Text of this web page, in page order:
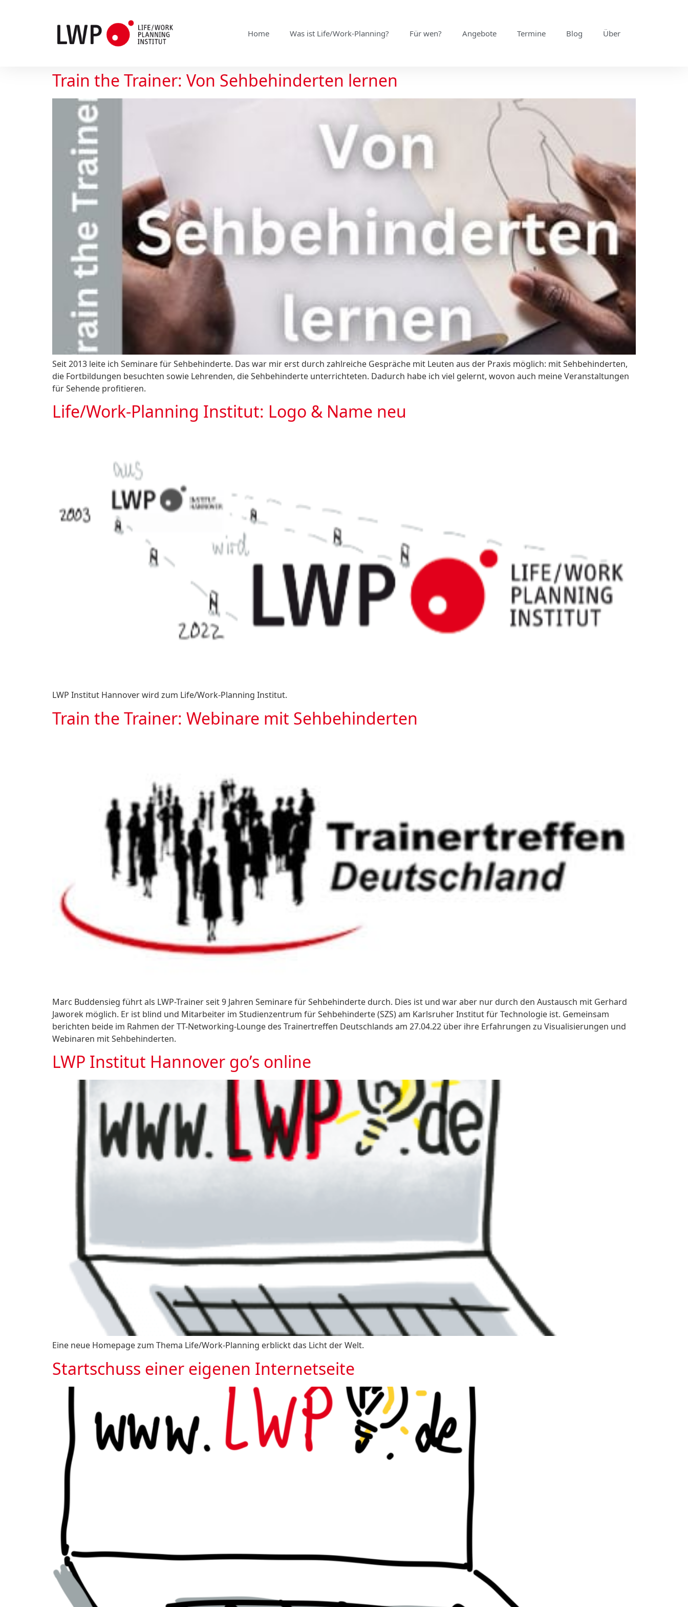
Home Was ist Life/Work-Planning? Für wen? Angebote Termine Blog Über
Train the Trainer: Von Sehbehinderten lernen
Seit 2013 leite ich Seminare für Sehbehinderte. Das war mir erst durch zahlreiche Gespräche mit Leuten aus der Praxis möglich: mit Sehbehinderten,
die Fortbildungen besuchten sowie Lehrenden, die Sehbehinderte unterrichteten. Dadurch habe ich viel gelernt, wovon auch meine Veranstaltungen
für Sehende profitieren.
Life/Work-Planning Institut: Logo & Name neu
LWP Institut Hannover wird zum Life/Work-Planning Institut.
Train the Trainer: Webinare mit Sehbehinderten
Marc Buddensieg führt als LWP-Trainer seit 9 Jahren Seminare für Sehbehinderte durch. Dies ist und war aber nur durch den Austausch mit Gerhard
Jaworek möglich. Er ist blind und Mitarbeiter im Studienzentrum für Sehbehinderte (SZS) am Karlsruher Institut für Technologie ist. Gemeinsam
berichten beide im Rahmen der TT-Networking-Lounge des Trainertreffen Deutschlands am 27.04.22 über ihre Erfahrungen zu Visualisierungen und
Webinaren mit Sehbehinderten.
LWP Institut Hannover go’s online
Eine neue Homepage zum Thema Life/Work-Planning erblickt das Licht der Welt.
Startschuss einer eigenen Internetseite